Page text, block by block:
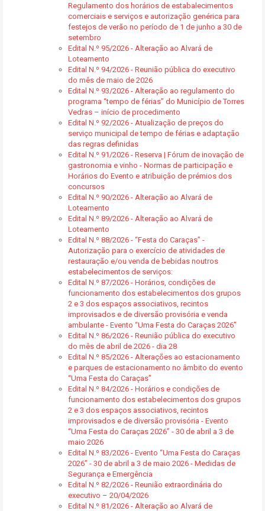
Regulamento dos horários de estabalecimentos
comerciais e serviços e autorização genérica para
festejos de verão no período de 1 de junho a 30 de
setembro
Edital N.º 95/2026 - Alteração ao Alvará de
Loteamento
Edital N.º 94/2026 - Reunião pública do executivo
do mês de maio de 2026
Edital N.º 93/2026 - Alteração ao regulamento do
programa “tempo de férias” do Município de Torres
Vedras – início de procedimento
Edital N.º 92/2026 - Atualização de preços do
serviço municipal de tempo de férias e adaptação
das regras definidas
Edital N.º 91/2026 - Reserva | Fórum de inovação de
gastronomia e vinho - Normas de participação e
Horários do Evento e atribuição de prémios dos
concursos
Edital N.º 90/2026 - Alteração ao Alvará de
Loteamento
Edital N.º 89/2026 - Alteração ao Alvará de
Loteamento
Edital N.º 88/2026 - “Festa do Caraças” -
Autorização para o exercício de atividades de
restauração e/ou venda de bebidas noutros
estabelecimentos de serviços:
Edital N.º 87/2026 - Horários, condições de
funcionamento dos estabelecimentos dos grupos
2 e 3 dos espaços associativos, recintos
improvisados e de diversão provisória e venda
ambulante - Evento “Uma Festa do Caraças 2026”
Edital N.º 86/2026 - Reunião pública do executivo
do mês de abril de 2026 - dia 28
Edital N.º 85/2026 - Alterações ao estacionamento
e parques de estacionamento no âmbito do evento
“Uma Festa do Caraças”
Edital N.º 84/2026 - Horários e condições de
funcionamento dos estabelecimentos dos grupos
2 e 3 dos espaços associativos, recintos
improvisados e de diversão provisória - Evento
“Uma Festa do Caraças 2026” - 30 de abril a 3 de
maio 2026
Edital N.º 83/2026 - Evento “Uma Festa do Caraças
2026” - 30 de abril a 3 de maio 2026 - Medidas de
Segurança e Emergência
Edital N.º 82/2026 - Reunião extraordinária do
executivo – 20/04/2026
Edital N.º 81/2026 - Alteração ao Alvará de